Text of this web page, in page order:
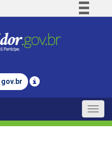
Comunica BR
Legislação
gov.br
Toggle